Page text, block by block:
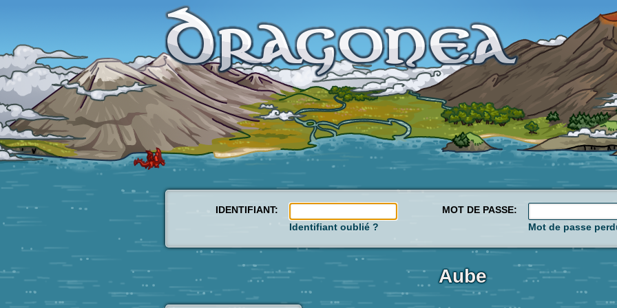
IDENTIFIANT:
Identifiant oublié ?
MOT DE PASSE:
Mot de passe
Aube